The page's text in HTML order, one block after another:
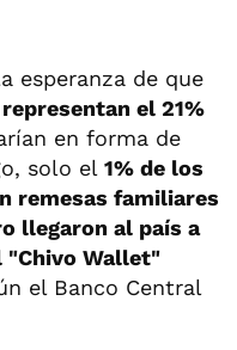
esperanza de que
el 21%
en forma de
solo el 1% de los
remesas familiares
llegaron al país a
Wallet"
el Banco Central